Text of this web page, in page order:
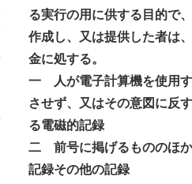
る実行の用に供する目的で
作成し、又は提供した者は
金に処する。
一 人が電子計算機を使用
させず、又はその意図に反
る電磁的記録
二 前号に掲げるもののほ
記録その他の記録